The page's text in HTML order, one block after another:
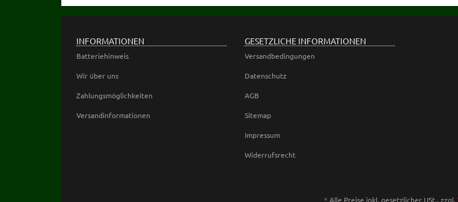
INFORMATIONEN
Batteriehinweis
Wir über uns
Zahlungsmöglichkeiten
Versandinformationen
GESETZLICHE INFORMATIONEN
Versandbedingungen
Datenschutz
AGB
Sitemap
Impressum
Widerrufsrecht
* Alle Preise inkl. gesetzlicher USt., zzgl.